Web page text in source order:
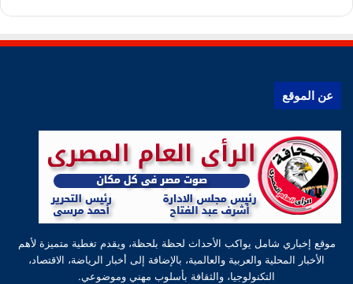
عن الموقع
موقع إخباري شامل يواكب الأحداث لحظة بلحظة، ويقدم تغطية متميزة لأهم
الأخبار المحلية والعربية والعالمية، بالإضافة إلى أخبار الرياضة، الاقتصاد،
التكنولوجيا، والثقافة بأسلوب مهني وموضوعي.